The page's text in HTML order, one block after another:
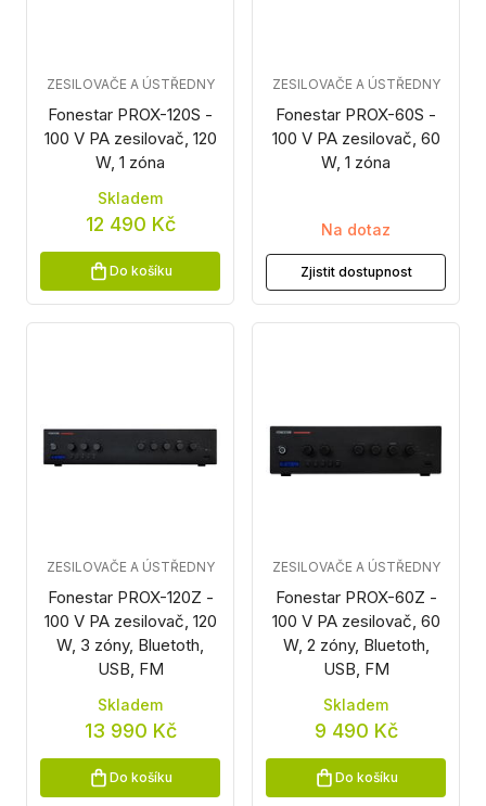
Fonestar PROX-120S -
100 V PA zesilovač, 120
W, 1 zóna
ZESILOVAČE A ÚSTŘEDNY
Skladem
12 490 Kč
Do košíku
Fonestar PROX-60S -
100 V PA zesilovač, 60
W, 1 zóna
ZESILOVAČE A ÚSTŘEDNY
Na dotaz
Zjistit dostupnost
Fonestar PROX-120Z -
100 V PA zesilovač, 120
W, 3 zóny, Bluetoth,
USB, FM
ZESILOVAČE A ÚSTŘEDNY
Skladem
13 990 Kč
Do košíku
Fonestar PROX-60Z -
100 V PA zesilovač, 60
W, 2 zóny, Bluetoth,
USB, FM
ZESILOVAČE A ÚSTŘEDNY
Skladem
9 490 Kč
Do košíku